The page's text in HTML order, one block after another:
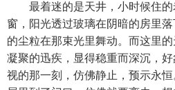
最着迷的是天井，小时候住的
窗，阳光透过玻璃在阴暗的房里
的尘粒在那束光里舞动。而这里
凝聚的迅疾，显得稳重而深沉，
视的那一刻，仿佛静止，预示永